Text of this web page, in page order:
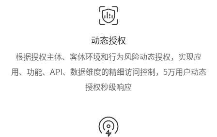
动态授权
根据授权主体、客体环境和行为风险动态授权，实现应
用、功能、API、数据维度的精细访问控制，5万用户动态
授权秒级响应